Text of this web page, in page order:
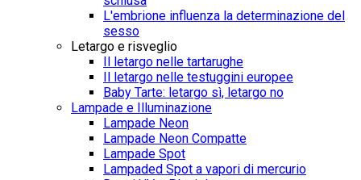
L'embrione influenza la determinazione del
sesso
Letargo e risveglio
Il letargo nelle tartarughe
Il letargo nelle testuggini europee
Baby Tarte: letargo sì, letargo no
Lampade e Illuminazione
Lampade Neon
Lampade Neon Compatte
Lampade Spot
Lampaded Spot a vapori di mercurio